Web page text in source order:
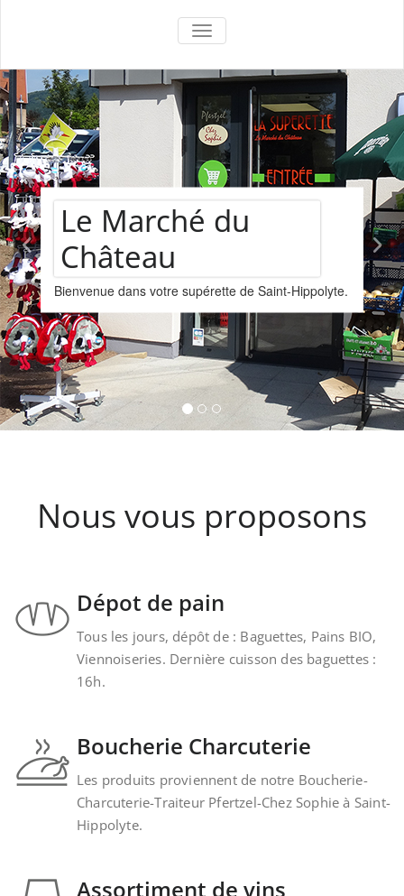
La Superette –
le marché du
château
AFFICHER/MASQUER LA
Assortiment de
vins
Nous vous proposons un assortiments de vins
provenant de la cave Les Faîtières à
Kintzheim-St-Hippolyte.
Nous vous proposons
Dépot de pain
Tous les jours, dépôt de : Baguettes, Pains BIO,
Viennoiseries. Dernière cuisson des baguettes :
16h.
Boucherie Charcuterie
Les produits proviennent de notre Boucherie-
Charcuterie-Traiteur Pfertzel-Chez Sophie à Saint-
Hippolyte.
Assortiment de vins